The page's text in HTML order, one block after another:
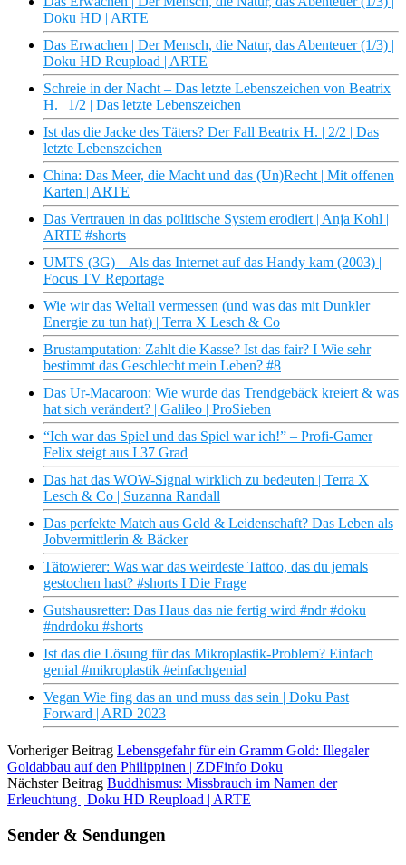
Doku HD | ARTE
Das Erwachen | Der Mensch, die Natur, das Abenteuer (1/3) |
Doku HD Reupload | ARTE
Schreie in der Nacht – Das letzte Lebenszeichen von Beatrix
H. | 1/2 | Das letzte Lebenszeichen
Ist das die Jacke des Täters? Der Fall Beatrix H. | 2/2 | Das
letzte Lebenszeichen
China: Das Meer, die Macht und das (Un)Recht | Mit offenen
Karten | ARTE
Das Vertrauen in das politische System erodiert | Anja Kohl |
ARTE #shorts
UMTS (3G) – Als das Internet auf das Handy kam (2003) |
Focus TV Reportage
Wie wir das Weltall vermessen (und was das mit Dunkler
Energie zu tun hat) | Terra X Lesch & Co
Brustamputation: Zahlt die Kasse? Ist das fair? I Wie sehr
bestimmt das Geschlecht mein Leben? #8
Das Ur-Macaroon: Wie wurde das Trendgebäck kreiert & was
hat sich verändert? | Galileo | ProSieben
“Ich war das Spiel und das Spiel war ich!” – Profi-Gamer
Felix steigt aus I 37 Grad
Das hat das WOW-Signal wirklich zu bedeuten | Terra X
Lesch & Co | Suzanna Randall
Das perfekte Match aus Geld & Leidenschaft? Das Leben als
Jobvermittlerin & Bäcker
Tätowierer: Was war das weirdeste Tattoo, das du jemals
gestochen hast? #shorts I Die Frage
Gutshausretter: Das Haus das nie fertig wird #ndr #doku
#ndrdoku #shorts
Ist das die Lösung für das Mikroplastik-Problem? Einfach
genial #mikroplastik #einfachgenial
Vegan Wie fing das an und muss das sein | Doku Past
Forward | ARD 2023
Vorheriger Beitrag Lebensgefahr für ein Gramm Gold: Illegaler
Goldabbau auf den Philippinen | ZDFinfo Doku
Nächster Beitrag Buddhismus: Missbrauch im Namen der
Erleuchtung | Doku HD Reupload | ARTE
Sender & Sendungen